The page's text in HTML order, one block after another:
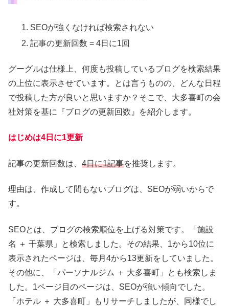
SEOが強くなければ検索されない
記事の更新回数 = 4日に1回
グーグルは仕様上、何度も投稿しているブログを検索結果
の上位に表示させています。とは言うものの、どんな日程
で投稿した方が良いと思いますか？そこで、大多喜町の会
社対策を基に『ブログの更新回数』を紹介します。
はじめは4日に1更新
記事の更新回数は、 4日に1記事を推奨します。
理由は、作成して間もないブログは、SEOが弱いからで
す。
SEOとは、ブログの検索順位を上げる対策です。「施設
名 ＋ 千葉県」と検索しました。その結果、1から10位に
表示されたページは、毎月4から13更新をしていました。
その他に、「パーソナルジム ＋ 大多喜町」とも検索しま
した。1ページ目のページは、SEOが強い傾向でした。
「ホテル ＋ 大多喜町」もリサーチしましたが、同様でし